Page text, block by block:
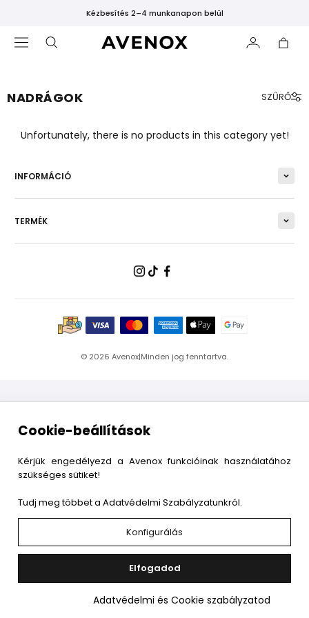
Kézbesítés 2–4 munkanapon belül
KIEMELT
leggings
NADRÁGOK SZŰRŐ
Unfortunately, there is no products in this category yet!
INFORMÁCIÓ
TERMÉK
© 2026 Avenox|Minden jog fenntartva.
Cookie-beállítások
Kérjük engedélyezd a Avenox funkcióinak használatához
szükséges sütiket!
Tudj meg többet a Adatvédelmi Szabályzatunkról.
Konfigurálás
Elfogadod
Adatvédelmi és Cookie szabályzatod